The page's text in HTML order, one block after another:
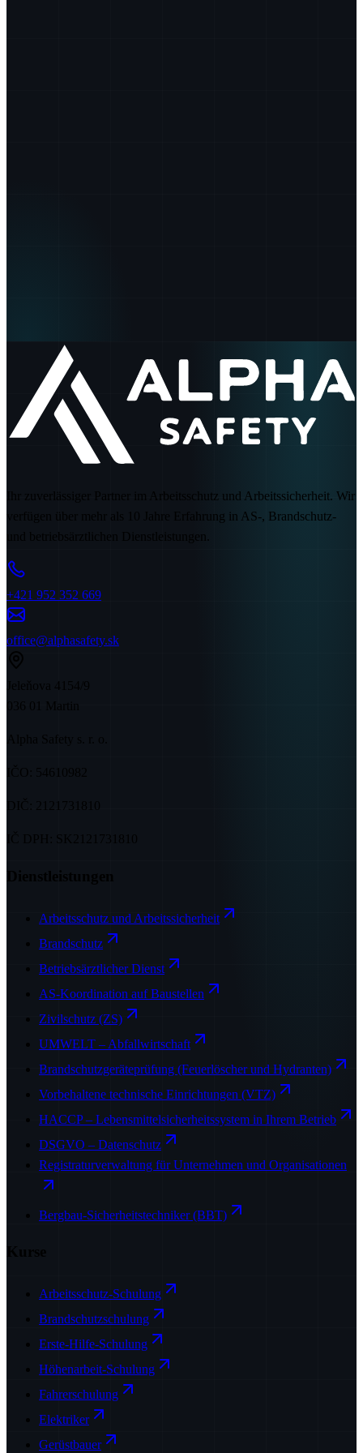
Ihr zuverlässiger Partner im Arbeitsschutz und Arbeitssicherheit. Wir
verfügen über mehr als 10 Jahre Erfahrung in AS-, Brandschutz-
und betriebsärztlichen Dienstleistungen.
+421 952 352 669
office@alphasafety.sk
Jeleňova 4154/9
036 01 Martin
54610982
DIČ: 2121731810
SK2121731810
Dienstleistungen
Arbeitsschutz und Arbeitssicherheit
Brandschutz
Betriebsärztlicher Dienst
AS-Koordination auf Baustellen
Zivilschutz (ZS)
UMWELT – Abfallwirtschaft
Brandschutzgeräteprüfung (Feuerlöscher und Hydranten)
Vorbehaltene technische Einrichtungen (VTZ)
HACCP – Lebensmittelsicherheitssystem in Ihrem Betrieb
DSGVO – Datenschutz
Registraturverwaltung für Unternehmen und Organisationen
Bergbau-Sicherheitstechniker (BBT)
Arbeitsschutz-Schulung
Brandschutzschulung
Erste-Hilfe-Schulung
Höhenarbeit-Schulung
Fahrerschulung
Elektriker
Gerüstbauer